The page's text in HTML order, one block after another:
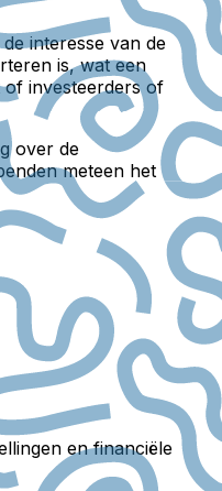
interesse van de
is, wat een
of investeerders of
over de
meteen het
en financiële